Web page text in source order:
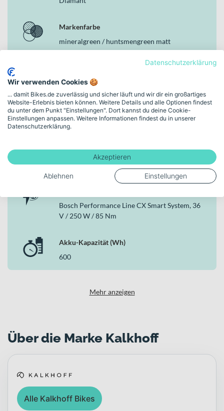
für kraftvolle Unterstützung
Bosch PowerTube 600 Wh Akku für ausgedehnte Touren
10-Gang-Kettenschaltung mit Shimano CN-LG500 Kette für
präzise Gangwechsel
LED-Beleuchtung von Supernova und Trelock mit
Warum dieses Bike in der Kategorie E-MTB Fullys
überzeugt
In der Kategorie E-MTB Fullys bietet Dir das Kalkhoff ENTICE 7+
MOVE eine geländetaugliche Ausstattung mit 130 mm Federgabel,
Bosch Performance Line CX Smart System Antrieb. Die
Kombination aus Aluminiumrahmen, vielseitigen Reifen und
integrierter Lichtanlage macht es zu einem sportlichen und zugleich
alltagstauglichen Partner für anspruchsvolle Trails.
Markenfarbe
mineralgreen / huntsmengreen matt
50 cm | L | (29")
Schaltungstyp
Kettenschaltung
Bremsen
Hydraulische Scheibenbremse
Bosch Performance Line CX Smart System, 36
V / 250 W / 85 Nm
Akku-Kapazität (Wh)
600
Mehr anzeigen
Über die Marke Kalkhoff
Alle Kalkhoff Bikes
Datenschutzerklärung
Wir verwenden Cookies 🍪
... damit Bikes.de zuverlässig und sicher läuft und wir dir ein großartiges
Website-Erlebnis bieten können. Weitere Details und alle Optionen findest
du unter dem Punkt "Einstellungen". Dort kannst du deine Cookie-
Einstellungen anpassen. Weitere Informationen findest du in unserer
Datenschutzerklärung.
Akzeptieren
Ablehnen Einstellungen